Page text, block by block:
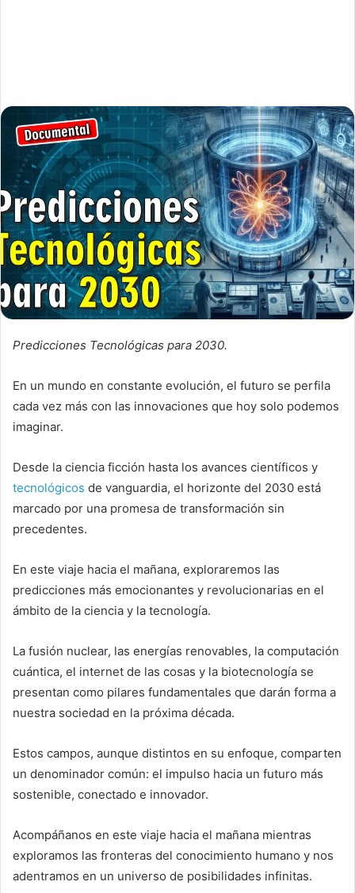
Predicciones Tecnológicas para 2030.
En un mundo en constante evolución, el futuro se perfila
cada vez más con las innovaciones que hoy solo podemos
imaginar.
Desde la ciencia ficción hasta los avances científicos y
tecnológicos de vanguardia, el horizonte del 2030 está
marcado por una promesa de transformación sin
precedentes.
En este viaje hacia el mañana, exploraremos las
predicciones más emocionantes y revolucionarias en el
ámbito de la ciencia y la tecnología.
La fusión nuclear, las energías renovables, la computación
cuántica, el internet de las cosas y la biotecnología se
presentan como pilares fundamentales que darán forma a
nuestra sociedad en la próxima década.
Estos campos, aunque distintos en su enfoque, comparten
un denominador común: el impulso hacia un futuro más
sostenible, conectado e innovador.
Acompáñanos en este viaje hacia el mañana mientras
exploramos las fronteras del conocimiento humano y nos
adentramos en un universo de posibilidades infinitas.